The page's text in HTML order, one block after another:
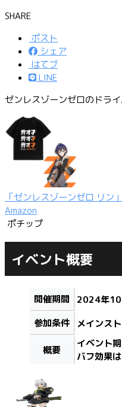
SHARE
ポスト
シェア
はてブ
LINE
ゼンレスゾーンゼロのドラ
「ゼンレスゾーンゼロ リン
Amazon
ポチップ
イベント概要
開催期間
2024年
参加条件
メインス
概要
イベント
バフ効果